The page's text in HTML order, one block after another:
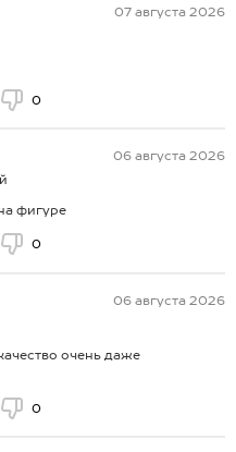
07 августа 2026
0
06 августа 2026
фигуре
0
06 августа 2026
очень даже
0